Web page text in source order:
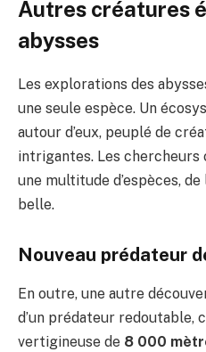
Autres créatures
abysses
Les explorations des
une seule espèce. Un
autour d’eux, peuplé de
intrigantes. Les
une multitude d’espèces,
belle.
Nouveau prédateur
En outre, une autre
d’un prédateur redoutable,
vertigineuse de 8 000